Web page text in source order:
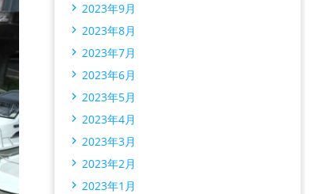
2023年9月
2023年8月
2023年7月
2023年6月
2023年5月
2023年4月
2023年3月
2023年2月
2023年1月